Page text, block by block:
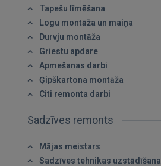
IENĀKT
Tapešu līmēšana
Logu montāža un maiņa
Durvju montāža
Griestu apdare
Apmešanas darbi
Ģipškartona montāža
Citi remonta darbi
Sadzīves remonts
Mājas meistars
Sadzīves tehnikas uzstādīšana